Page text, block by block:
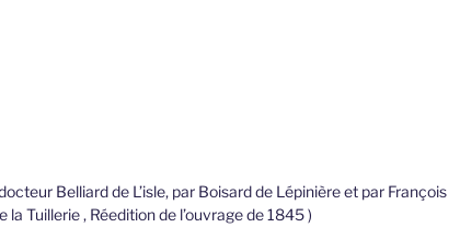
Belliard de L’isle, par Boisard de Lépinière et par François
Tuillerie , Réedition de l’ouvrage de 1845 )